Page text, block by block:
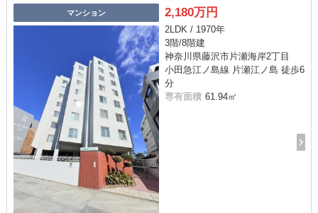
マンション 2,180万円
2LDK / 1970年
3階/8階建
神奈川県藤沢市片瀬海岸2丁目
小田急江ノ島線 片瀬江ノ島 徒歩6
分
専有面積 61.94㎡